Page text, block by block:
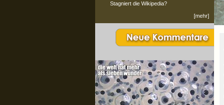
Stagniert die Wikipedia?
[mehr]